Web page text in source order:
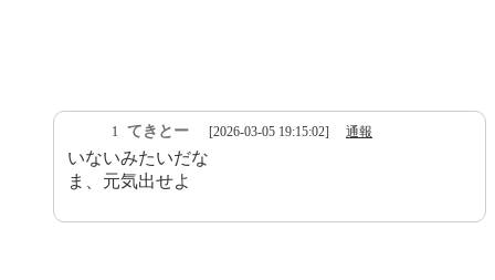
1 てきとー [2026-03-05 19:15:02] 通報
いないみたいだな
ま、元気出せよ